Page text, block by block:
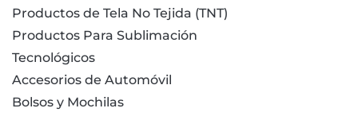
Productos de Tela No Tejida (TNT)
Productos Para Sublimación
Tecnológicos
Accesorios de Automóvil
Bolsos y Mochilas